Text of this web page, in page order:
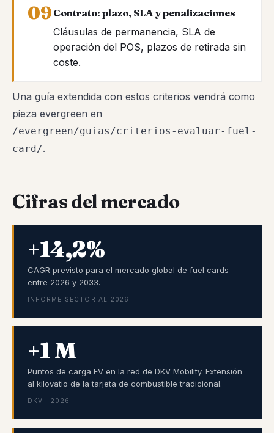
Contrato: plazo, SLA y penalizaciones
Cláusulas de permanencia, SLA de
operación del POS, plazos de retirada sin
coste.
Una guía extendida con estos criterios vendrá como
pieza evergreen en
/evergreen/guias/criterios-evaluar-fuel-
card/.
Cifras del mercado
+14,2%
CAGR previsto para el mercado global de fuel cards
entre 2026 y 2033.
INFORME SECTORIAL 2026
+1 M
Puntos de carga EV en la red de DKV Mobility. Extensión
al kilovatio de la tarjeta de combustible tradicional.
DKV · 2026